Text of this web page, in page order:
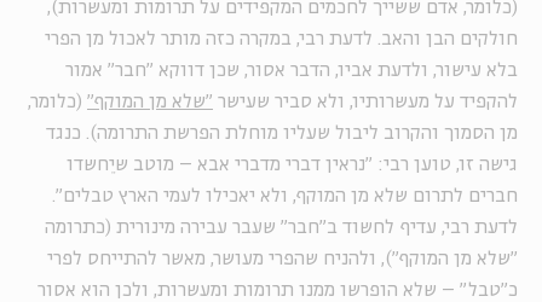
(כלומר, אדם ששייך לחכמים המקפידים על תרומות ומעשרות),
חולקים הבן והאב. לדעת רבי, במקרה כזה מותר לאכול מן הפרי
בלא עישור, ולדעת אביו, הדבר אסור, שכן דווקא "חבר" אמור
להקפיד על מעשרותיו, ולא סביר שעישר "שלא מן המוקף" (כלומר,
מן הסמוך והקרוב ליבול שעליו מוחלת הפרשת התרומה). כנגד
גישה זו, טוען רבי: "נראין דברי מדברי אבא – מוטב שיֵחשדו
חברים לתרום שלא מן המוקף, ולא יאכילו לעמי הארץ טבלים".
לדעת רבי, עדיף לחשוד ב"חבר" שעבר עבירה מינורית (כתרומה
"שלא מן המוקף"), ולהניח שהפרי מעושר, מאשר להתייחס לפרי
כ"טבל" – שלא הופרשו ממנו תרומות ומעשרות, ולכן הוא אסור